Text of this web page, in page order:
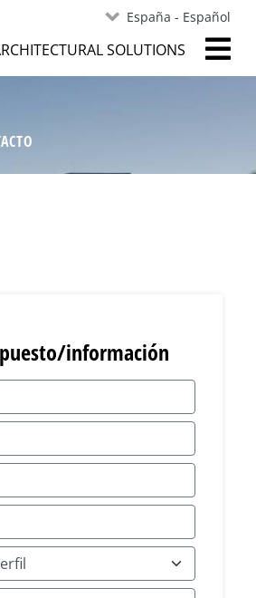
España - Español
SOLUTIONS
información